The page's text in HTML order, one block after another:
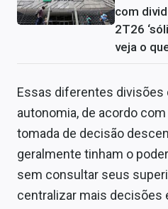
com
2T26
veja o
Essas diferentes divisões
autonomia, de acordo
tomada de decisão
geralmente tinham o
sem consultar seus
centralizar mais decisões